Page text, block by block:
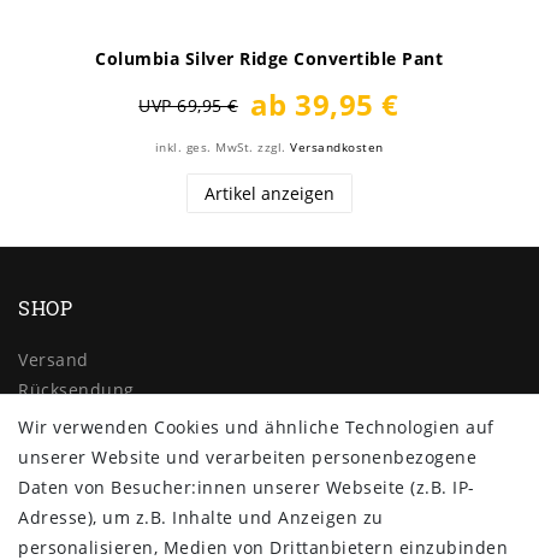
Columbia Silver Ridge Convertible Pant
UVP 69,95 € ab 39,95 €
inkl. ges. MwSt. zzgl.Versandkosten
Artikel anzeigen
SHOP
Versand
Rücksendung
Widerrufs­recht
Impressum
Daten­schutz­erklärung
AGB
Kontakt
Wir verwenden Cookies und ähnliche Technologien auf
unserer Website und verarbeiten personenbezogene
Daten von Besucher:innen unserer Webseite (z.B. IP-
Adresse), um z.B. Inhalte und Anzeigen zu
personalisieren, Medien von Drittanbietern einzubinden